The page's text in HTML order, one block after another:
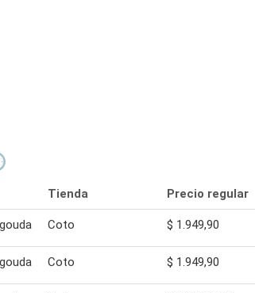
Tienda Precio regular
Coto $ 1.949,90
Coto $ 1.949,90